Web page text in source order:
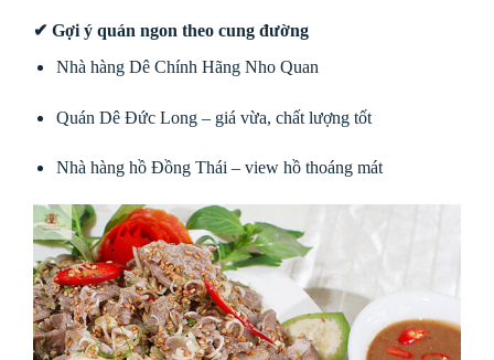
✔ Gợi ý quán ngon theo cung đường
Nhà hàng Dê Chính Hãng Nho Quan
Quán Dê Đức Long – giá vừa, chất lượng tốt
Nhà hàng hồ Đồng Thái – view hồ thoáng mát